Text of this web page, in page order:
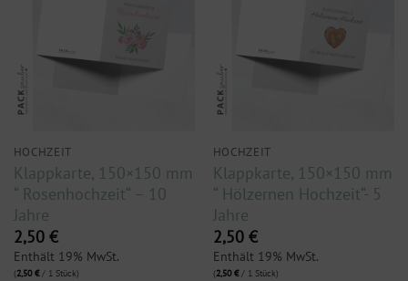
HOCHZEIT
Klappkarte, 150×150 mm
“ Rosenhochzeit“ – 10
Jahre
2,50 €
Enthält 19% MwSt.
(2,50€/ 1 Stück)
HOCHZEIT
Klappkarte, 150×150 mm
“ Hölzernen Hochzeit“- 5
Jahre
2,50 €
Enthält 19% MwSt.
(2,50€/ 1 Stück)